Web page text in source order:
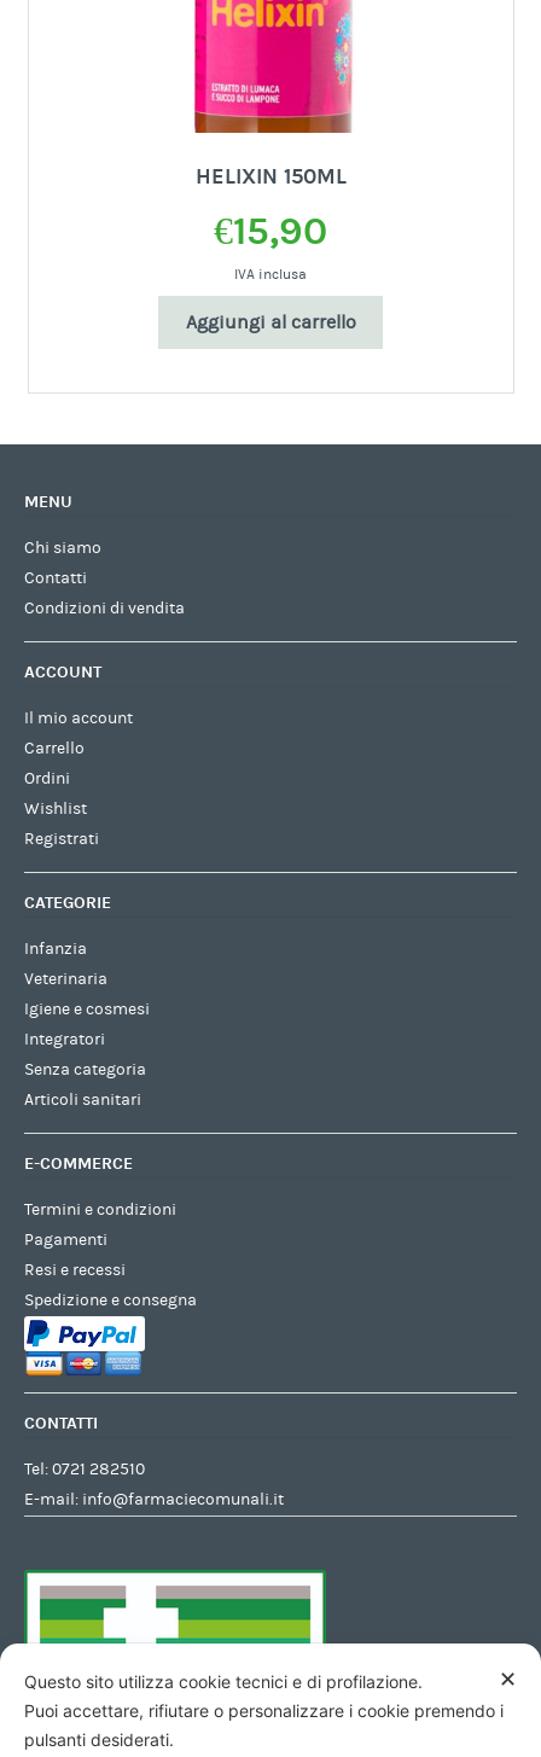
HELIXIN 150ML
€15,90
IVA inclusa
Aggiungi al carrello
MENU
Chi siamo
Contatti
Condizioni di vendita
ACCOUNT
Il mio account
Carrello
Ordini
Wishlist
Registrati
CATEGORIE
Infanzia
Veterinaria
Igiene e cosmesi
Integratori
Senza categoria
Articoli sanitari
E-COMMERCE
Termini e condizioni
Pagamenti
Resi e recessi
Spedizione e consegna
CONTATTI
Tel:0721 282510
E-mail: info@farmaciecomunali.it
✕
Questo sito utilizza cookie tecnici e di profilazione.
Puoi accettare, rifiutare o personalizzare i cookie premendo i
pulsanti desiderati.